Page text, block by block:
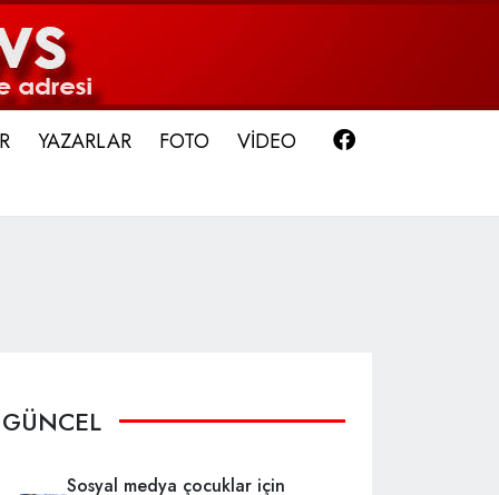
YAZARLAR FOTO VİDEO
GÜNCEL
Sosyal medya çocuklar için